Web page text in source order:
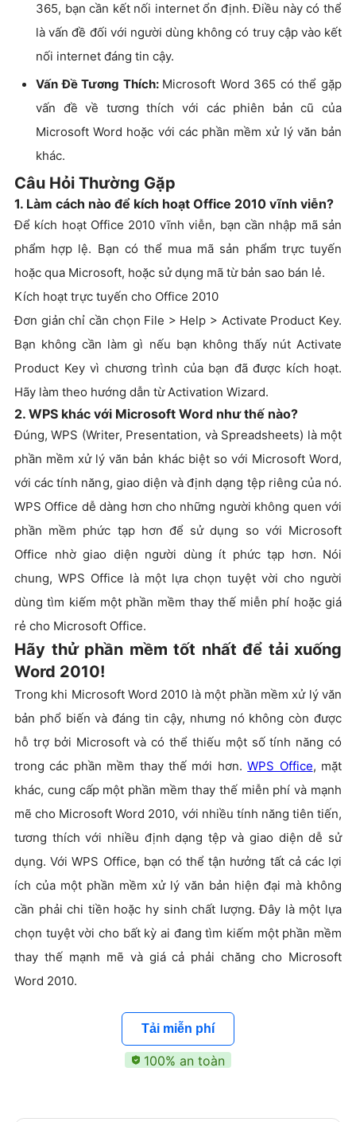
365, bạn cần kết nối internet ổn định. Điều này có thể
là vấn đề đối với người dùng không có truy cập vào kết
nối internet đáng tin cậy.
Vấn Đề Tương Thích: Microsoft Word 365 có thể gặp
vấn đề về tương thích với các phiên bản cũ của
Microsoft Word hoặc với các phần mềm xử lý văn bản
khác.
Câu Hỏi Thường Gặp
1. Làm cách nào để kích hoạt Office 2010 vĩnh viễn?
Để kích hoạt Office 2010 vĩnh viễn, bạn cần nhập mã sản
phẩm hợp lệ. Bạn có thể mua mã sản phẩm trực tuyến
hoặc qua Microsoft, hoặc sử dụng mã từ bản sao bán lẻ.
Kích hoạt trực tuyến cho Office 2010
Đơn giản chỉ cần chọn File > Help > Activate Product Key.
Bạn không cần làm gì nếu bạn không thấy nút Activate
Product Key vì chương trình của bạn đã được kích hoạt.
Hãy làm theo hướng dẫn từ Activation Wizard.
2. WPS khác với Microsoft Word như thế nào?
Đúng, WPS (Writer, Presentation, và Spreadsheets) là một
phần mềm xử lý văn bản khác biệt so với Microsoft Word,
với các tính năng, giao diện và định dạng tệp riêng của nó.
WPS Office dễ dàng hơn cho những người không quen với
phần mềm phức tạp hơn để sử dụng so với Microsoft
Office nhờ giao diện người dùng ít phức tạp hơn. Nói
chung, WPS Office là một lựa chọn tuyệt vời cho người
dùng tìm kiếm một phần mềm thay thế miễn phí hoặc giá
rẻ cho Microsoft Office.
Hãy thử phần mềm tốt nhất để tải xuống
Word 2010!
Trong khi Microsoft Word 2010 là một phần mềm xử lý văn
bản phổ biến và đáng tin cậy, nhưng nó không còn được
hỗ trợ bởi Microsoft và có thể thiếu một số tính năng có
trong các phần mềm thay thế mới hơn.WPS Office, mặt
khác, cung cấp một phần mềm thay thế miễn phí và mạnh
mẽ cho Microsoft Word 2010, với nhiều tính năng tiên tiến,
tương thích với nhiều định dạng tệp và giao diện dễ sử
dụng. Với WPS Office, bạn có thể tận hưởng tất cả các lợi
ích của một phần mềm xử lý văn bản hiện đại mà không
cần phải chi tiền hoặc hy sinh chất lượng. Đây là một lựa
chọn tuyệt vời cho bất kỳ ai đang tìm kiếm một phần mềm
thay thế mạnh mẽ và giá cả phải chăng cho Microsoft
Word 2010.
Tải miễn phí
100% an toàn